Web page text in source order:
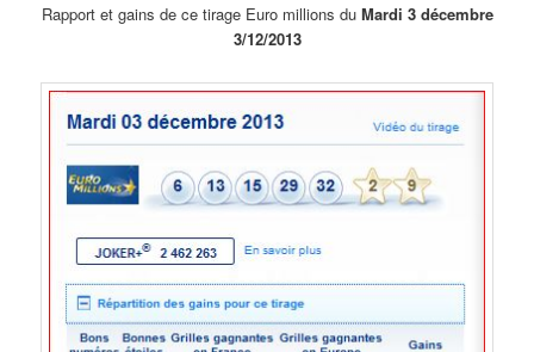
Rapport et gains de ce tirage Euro millions du Mardi 3 décembre
3/12/2013